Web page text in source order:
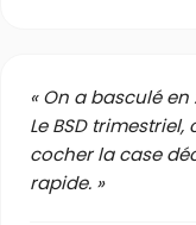
« On a basculé
Le BSD
cocher la case
rapide. »